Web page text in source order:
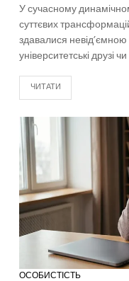
У сучасному
суттєвих
здавалися
університетські друзі
ЧИТАТИ
ОСОБИСТІСТЬ